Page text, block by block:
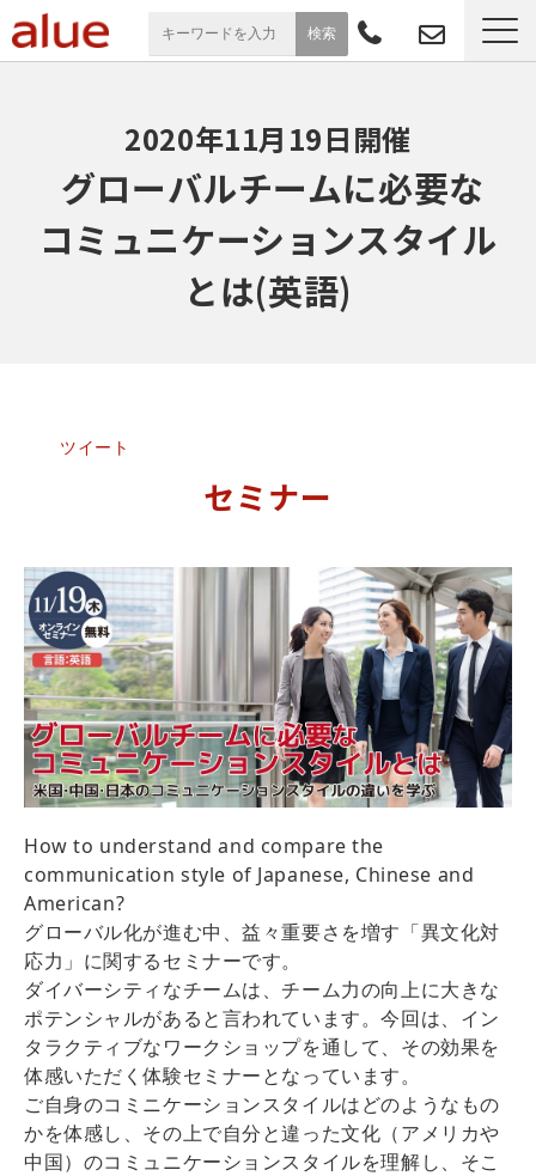
お役立ち情報
セミナー
2020年11月19日開催
グローバルチームに必要な
コミュニケーションスタイル
とは(英語)
ツイート
セミナー
How to understand and compare the
communication style of Japanese, Chinese and
American?
グローバル化が進む中、益々重要さを増す「異文化対
応力」に関するセミナーです。
ダイバーシティなチームは、チーム力の向上に大きな
ポテンシャルがあると言われています。今回は、イン
タラクティブなワークショップを通して、その効果を
体感いただく体験セミナーとなっています。
ご自身のコミニケーションスタイルはどのようなもの
かを体感し、その上で自分と違った文化（アメリカや
中国）のコミュニケーションスタイルを理解し、そこ